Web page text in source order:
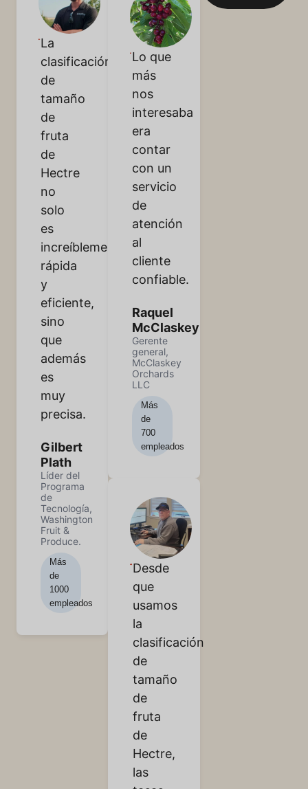
La
clasificación
de
tamaño
de
fruta
de
Hectre
no
solo
es
increíblemente
rápida
y
eficiente,
sino
que
además
es
muy
precisa.
Gilbert
Plath
Líder del
Programa
de
Tecnología,
Washington
Fruit &
Produce.
Más
de
1000
empleados
Lo que
más
nos
interesaba
era
contar
con un
servicio
de
atención
al
cliente
confiable.
Raquel
McClaskey
Gerente
general,
McClaskey
Orchards
LLC
Más
de
700
empleados
Desde
que
usamos
la
clasificación
de
tamaño
de
fruta
de
Hectre,
las